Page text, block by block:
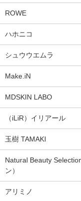
ROWE
ハホニコ
シュウウエムラ
Make.iN
MDSKIN LABO
（iLiR）イリアール
玉樹 TAMAKI
Natural Beauty
ン）
アリミノ